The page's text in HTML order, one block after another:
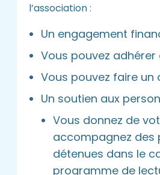
l’association :
Un engagement
Vous pouvez adhérer
Vous pouvez faire un
Un soutien aux
Vous donnez de
accompagnez des
détenues dans le
programme de